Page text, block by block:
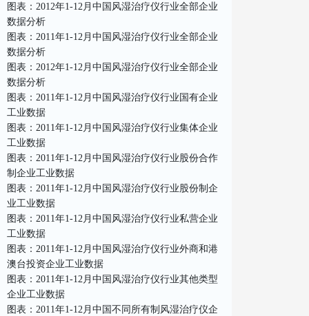
图表：2012年1-12月中国风湿治疗仪行业全部企业
数据分析
图表：2011年1-12月中国风湿治疗仪行业全部企业
数据分析
图表：2012年1-12月中国风湿治疗仪行业全部企业
数据分析
图表：2011年1-12月中国风湿治疗仪行业国有企业
工业数据
图表：2011年1-12月中国风湿治疗仪行业集体企业
工业数据
图表：2011年1-12月中国风湿治疗仪行业股份合作
制企业工业数据
图表：2011年1-12月中国风湿治疗仪行业股份制企
业工业数据
图表：2011年1-12月中国风湿治疗仪行业私营企业
工业数据
图表：2011年1-12月中国风湿治疗仪行业外商和港
澳台投资企业工业数据
图表：2011年1-12月中国风湿治疗仪行业其他类型
企业工业数据
图表：2011年1-12月中国不同所有制风湿治疗仪企